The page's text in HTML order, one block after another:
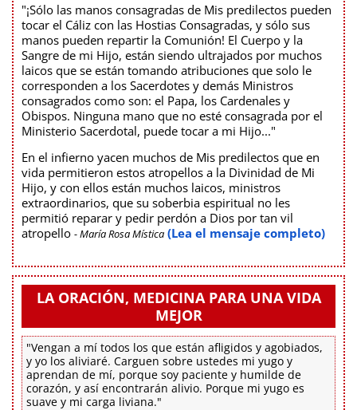
"¡Sólo las manos consagradas de Mis predilectos pueden
tocar el Cáliz con las Hostias Consagradas, y sólo sus
manos pueden repartir la Comunión! El Cuerpo y la
Sangre de mi Hijo, están siendo ultrajados por muchos
laicos que se están tomando atribuciones que solo le
corresponden a los Sacerdotes y demás Ministros
consagrados como son: el Papa, los Cardenales y
Obispos. Ninguna mano que no esté consagrada por el
Ministerio Sacerdotal, puede tocar a mi Hijo..."
En el infierno yacen muchos de Mis predilectos que en
vida permitieron estos atropellos a la Divinidad de Mi
Hijo, y con ellos están muchos laicos, ministros
extraordinarios, que su soberbia espiritual no les
permitió reparar y pedir perdón a Dios por tan vil
atropello - María Rosa Mística (Lea el mensaje completo)
LA ORACIÓN, MEDICINA PARA UNA VIDA
MEJOR
"Vengan a mí todos los que están afligidos y agobiados,
y yo los aliviaré. Carguen sobre ustedes mi yugo y
aprendan de mí, porque soy paciente y humilde de
corazón, y así encontrarán alivio. Porque mi yugo es
suave y mi carga liviana."